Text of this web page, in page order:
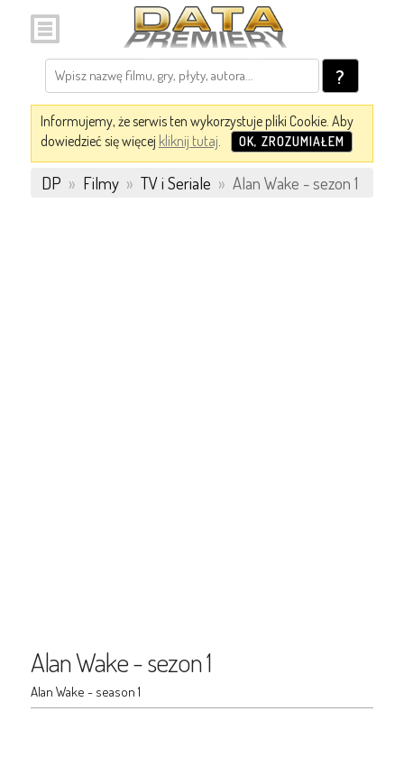
?
Informujemy, że serwis ten wykorzystuje pliki Cookie. Aby
dowiedzieć się więcej kliknij tutaj. OK, ZROZUMIAŁEM
DP » Filmy » TV i Seriale » Alan Wake - sezon 1
Alan Wake - sezon 1
Alan Wake - season 1